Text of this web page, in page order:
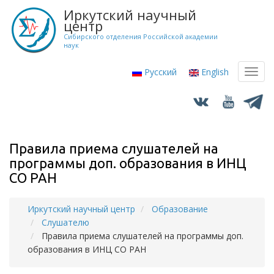
Перейти
основному
содержанию
Иркутский научный
центр
Сибирского отделения Российской академии
наук
Русский English
Правила приема слушателей на
программы доп. образования в ИНЦ
СО РАН
Строка
навигации
Иркутский научный центр
Образование
Слушателю
Правила приема слушателей на программы доп.
образования в ИНЦ СО РАН